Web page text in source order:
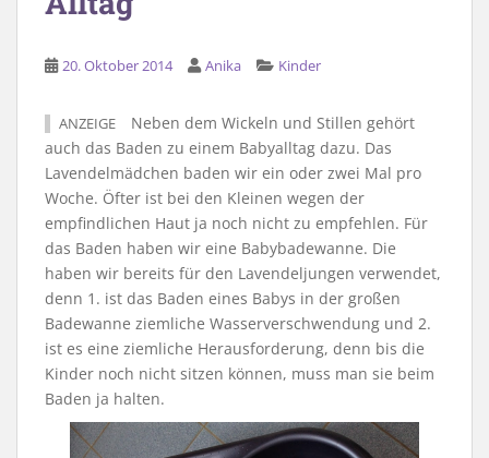
20. Oktober 2014 Anika Kinder
ANZEIGE
Neben dem Wickeln und Stillen gehört
auch das Baden zu einem Babyalltag dazu. Das
Lavendelmädchen baden wir ein oder zwei Mal pro
Woche. Öfter ist bei den Kleinen wegen der
empfindlichen Haut ja noch nicht zu empfehlen. Für
das Baden haben wir eine Babybadewanne. Die
haben wir bereits für den Lavendeljungen verwendet,
denn 1. ist das Baden eines Babys in der großen
Badewanne ziemliche Wasserverschwendung und 2.
ist es eine ziemliche Herausforderung, denn bis die
Kinder noch nicht sitzen können, muss man sie beim
Baden ja halten.